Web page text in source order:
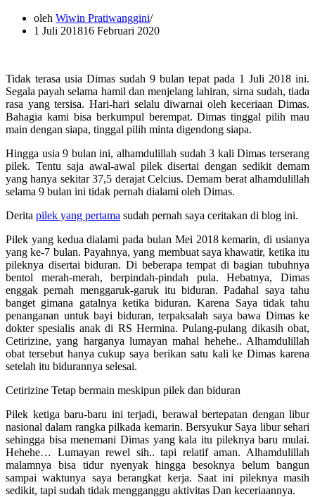
oleh Wiwin Pratiwanggini
1 Juli 201816 Februari 2020
Tidak terasa usia Dimas sudah 9 bulan tepat pada 1 Juli 2018 ini.
Segala payah selama hamil dan menjelang lahiran, sirna sudah, tiada
rasa yang tersisa. Hari-hari selalu diwarnai oleh keceriaan Dimas.
Bahagia kami bisa berkumpul berempat. Dimas tinggal pilih mau
main dengan siapa, tinggal pilih minta digendong siapa.
Hingga usia 9 bulan ini, alhamdulillah sudah 3 kali Dimas terserang
pilek. Tentu saja awal-awal pilek disertai dengan sedikit demam
yang hanya sekitar 37,5 derajat Celcius. Demam berat alhamdulillah
selama 9 bulan ini tidak pernah dialami oleh Dimas.
Derita pilek yang pertama sudah pernah saya ceritakan di blog ini.
Pilek yang kedua dialami pada bulan Mei 2018 kemarin, di usianya
yang ke-7 bulan. Payahnya, yang membuat saya khawatir, ketika itu
pileknya disertai biduran. Di beberapa tempat di bagian tubuhnya
bentol merah-merah, berpindah-pindah pula. Hebatnya, Dimas
enggak pernah menggaruk-garuk itu biduran. Padahal saya tahu
banget gimana gatalnya ketika biduran. Karena Saya tidak tahu
penanganan untuk bayi biduran, terpaksalah saya bawa Dimas ke
dokter spesialis anak di RS Hermina. Pulang-pulang dikasih obat,
Cetirizine, yang harganya lumayan mahal hehehe.. Alhamdulillah
obat tersebut hanya cukup saya berikan satu kali ke Dimas karena
setelah itu bidurannya selesai.
Cetirizine Tetap bermain meskipun pilek dan biduran
Pilek ketiga baru-baru ini terjadi, berawal bertepatan dengan libur
nasional dalam rangka pilkada kemarin. Bersyukur Saya libur sehari
sehingga bisa menemani Dimas yang kala itu pileknya baru mulai.
Hehehe… Lumayan rewel sih.. tapi relatif aman. Alhamdulillah
malamnya bisa tidur nyenyak hingga besoknya belum bangun
sampai waktunya saya berangkat kerja. Saat ini pileknya masih
sedikit, tapi sudah tidak mengganggu aktivitas Dan keceriaannya.